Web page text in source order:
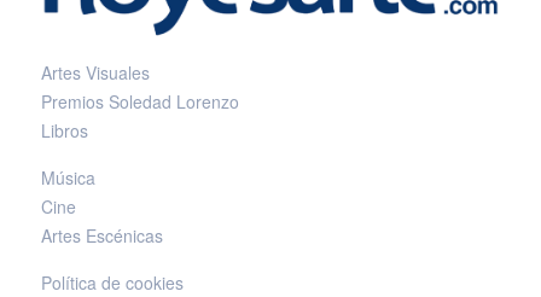
Artes Visuales
Premios Soledad Lorenzo
Libros
Música
Cine
Artes Escénicas
Política de cookies